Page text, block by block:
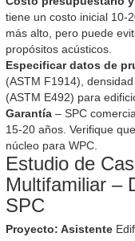
tiene un costo inicial 10-
más alto, pero puede
propósitos acústicos.
Especificar datos de
(ASTM F1914),
(ASTM E492) para
Garantía – SPC
15-20 años. Verifique
núcleo para WPC.
Estudio de
Multifamiliar –
SPC
Proyecto: Asistente